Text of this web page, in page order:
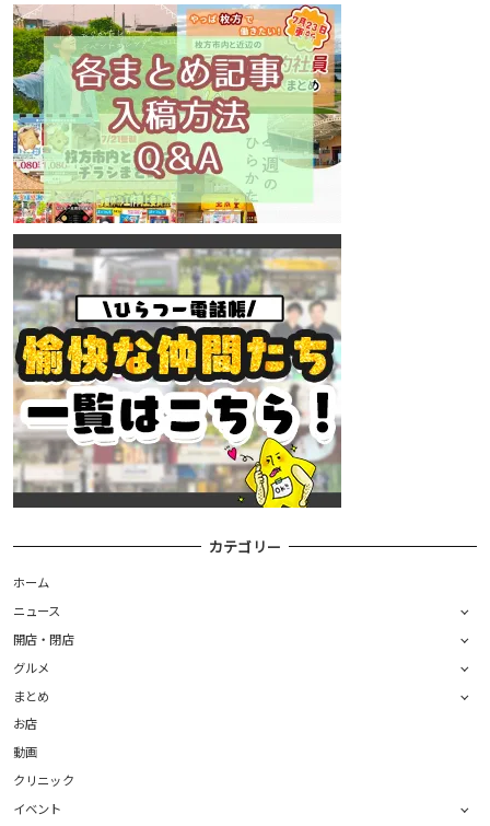
カテゴリー
ホーム
ニュース
開店・閉店
グルメ
まとめ
お店
動画
クリニック
イベント